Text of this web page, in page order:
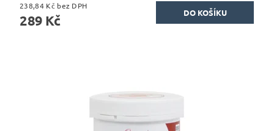
238,84 Kč bez DPH
289 Kč